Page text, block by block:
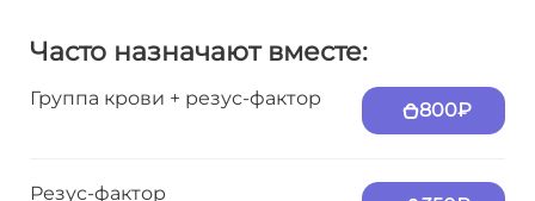
Часто назначают вместе:
Группа крови + резус-фактор
800₽
Резус-фактор